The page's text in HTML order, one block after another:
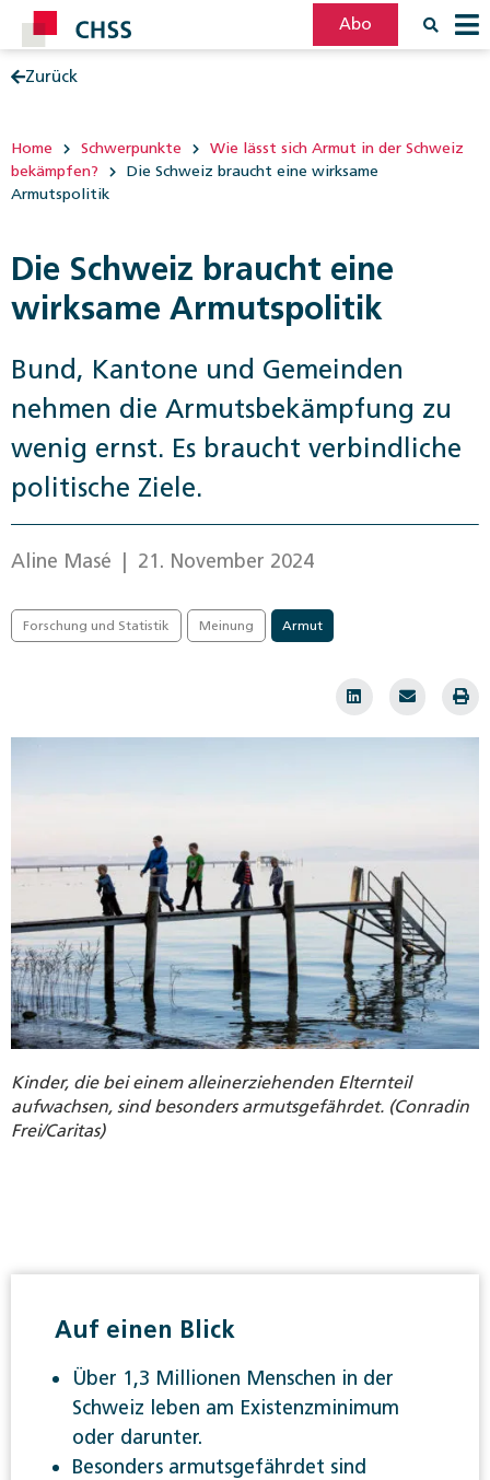
Abo
Zurück
Home Schwerpunkte
Wie lässt sich Armut in der Schweiz
bekämpfen?
Die Schweiz braucht eine wirksame
Armutspolitik
Die Schweiz braucht eine
wirksame Armutspolitik
Bund, Kantone und Gemeinden
nehmen die Armutsbekämpfung zu
wenig ernst. Es braucht verbindliche
politische Ziele.
Aline Masé | 21. November 2024
Forschung und Statistik Meinung Armut
Kinder, die bei einem alleinerziehenden Elternteil
aufwachsen, sind besonders armutsgefährdet. (Conradin
Frei/Caritas)
Auf einen Blick
Über 1,3 Millionen Menschen in der
Schweiz leben am Existenzminimum
oder darunter.
Besonders armutsgefährdet sind